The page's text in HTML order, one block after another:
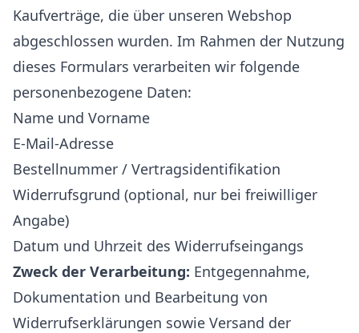
Kaufverträge, die über unseren Webshop
abgeschlossen wurden. Im Rahmen der Nutzung
dieses Formulars verarbeiten wir folgende
personenbezogene Daten:
Name und Vorname
E-Mail-Adresse
Bestellnummer / Vertragsidentifikation
Widerrufsgrund (optional, nur bei freiwilliger
Angabe)
Datum und Uhrzeit des Widerrufseingangs
Zweck der Verarbeitung: Entgegennahme,
Dokumentation und Bearbeitung von
Widerrufserklärungen sowie Versand der